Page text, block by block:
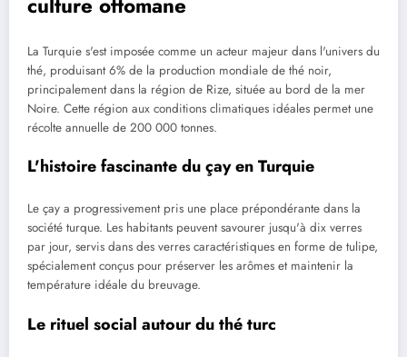
La Turquie s'est imposée comme un acteur majeur dans l'univers du
thé, produisant 6% de la production mondiale de thé noir,
principalement dans la région de Rize, située au bord de la mer
Noire. Cette région aux conditions climatiques idéales permet une
récolte annuelle de 200 000 tonnes.
L'histoire fascinante du çay en Turquie
Le çay a progressivement pris une place prépondérante dans la
société turque. Les habitants peuvent savourer jusqu'à dix verres
par jour, servis dans des verres caractéristiques en forme de tulipe,
spécialement conçus pour préserver les arômes et maintenir la
température idéale du breuvage.
Le rituel social autour du thé turc